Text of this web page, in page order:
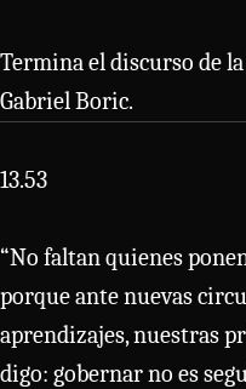
Termina el discurso de
Gabriel Boric.
13.53
“No faltan quienes
porque ante nuevas
aprendizajes, nuestras
digo: gobernar no es